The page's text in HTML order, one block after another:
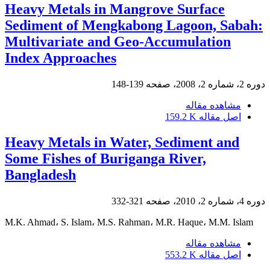
Heavy Metals in Mangrove Surface
Sediment of Mengkabong Lagoon, Sabah:
Multivariate and Geo-Accumulation
Index Approaches
دوره 2، شماره 2، 2008، صفحه 139-148
مشاهده مقاله
اصل مقاله 159.2 K
Heavy Metals in Water, Sediment and
Some Fishes of Buriganga River,
Bangladesh
دوره 4، شماره 2، 2010، صفحه 321-332
M.K. Ahmad، S. Islam، M.S. Rahman، M.R. Haque، M.M. Islam
مشاهده مقاله
اصل مقاله 553.2 K